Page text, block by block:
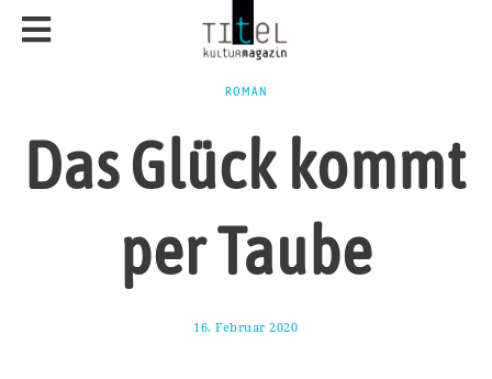
ROMAN
Das Glück kommt
per Taube
16. Februar 2020